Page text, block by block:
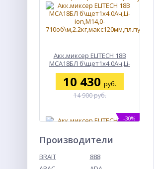
Акк.миксер ELITECH 18В
МСА18БЛ б\щет1х4.0Ач,Li-
ion,М14,0-
10 430 руб.
14 900 руб.
-30%
Производители
BRAIT
888